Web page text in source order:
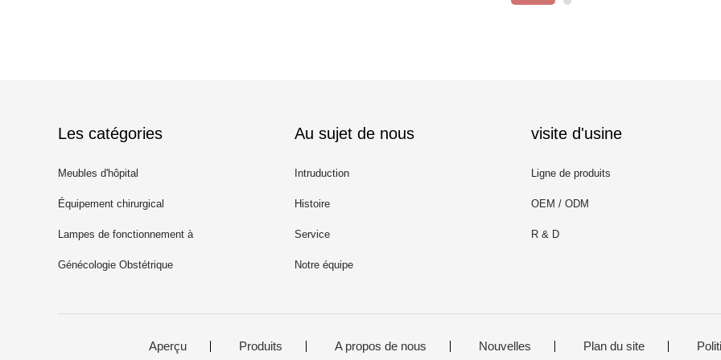
Les catégories
Meubles d'hôpital
Équipement chirurgical
Lampes de fonctionnement à
LED
Génécologie Obstétrique
Au sujet de nous
Intruduction
Histoire
Service
Notre équipe
visite d'usine
Ligne de produits
OEM / ODM
R & D
Aperçu Produits A propos de nous Nouvelles Plan du site